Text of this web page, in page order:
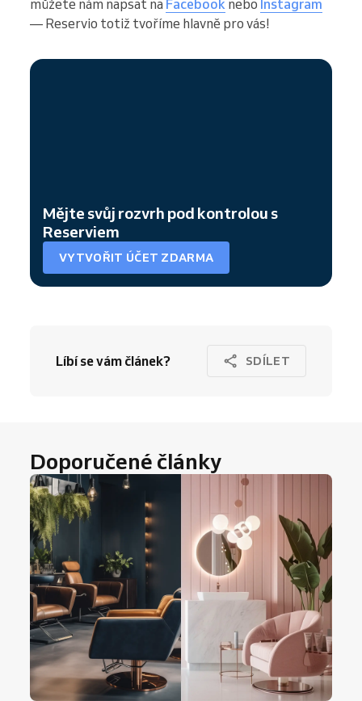
můžete nám napsat na Facebook nebo Instagram
— Reservio totiž tvoříme hlavně pro vás!
Mějte svůj rozvrh pod kontrolou s
Reserviem
VYTVOŘIT ÚČET ZDARMA
Líbí se vám článek? SDÍLET
Doporučené články